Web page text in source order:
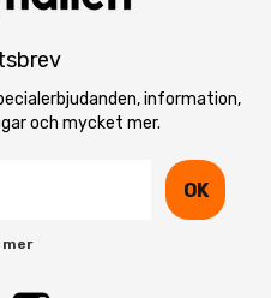
information,
och mycket mer.
OK
mer